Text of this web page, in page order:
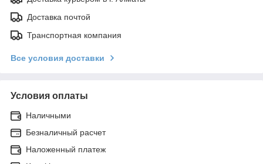
Доставка почтой
Транспортная компания
Все условия доставки
Условия оплаты
Наличными
Безналичный расчет
Наложенный платеж